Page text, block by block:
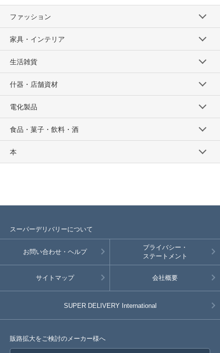
ファッション
家具・インテリア
生活雑貨
什器・店舗資材
電化製品
食品・菓子・飲料・酒
本
スーパーデリバリーについて
お問い合わせ・ヘルプ
プライバシー・
ステートメント
サイトマップ 会社概要
SUPER DELIVERY International
販路拡大をご検討のメーカー様へ